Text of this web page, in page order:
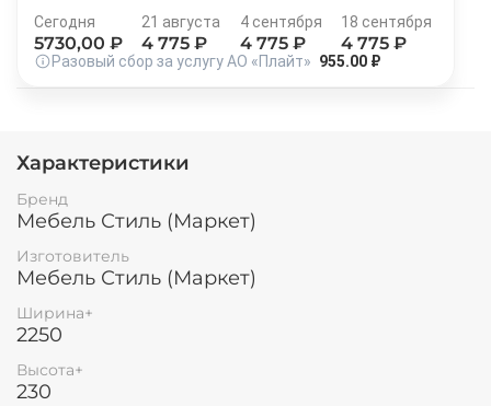
Сегодня
5730,00 ₽
21 августа
4 775₽
4 сентября
4 775 ₽
18 сентября
4 775 ₽
Разовый сбор за услугу АО «Плайт» 955.00 ₽
Характеристики
Бренд
Мебель Стиль (Маркет)
Изготовитель
Мебель Стиль (Маркет)
Ширина+
2250
Высота+
230
25
раз в 2 недели
Остались вопросы?
8 800 302-02-51
plait.ru